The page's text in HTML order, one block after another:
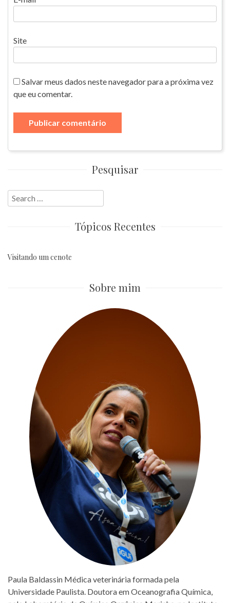
Site
Salvar meus dados neste navegador para a próxima vez
que eu comentar.
Pesquisar
Search
for:
Tópicos Recentes
Visitando um cenote
Sobre mim
Paula Baldassin Médica veterinária formada pela
Universidade Paulista. Doutora em Oceanografia Química,